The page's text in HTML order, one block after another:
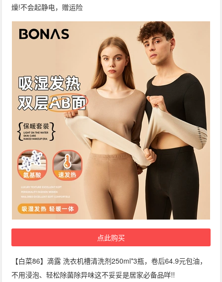
燥!不会起静电，赠运险
点此购买
【白菜86】滴露 洗衣机槽清洗剂250ml*3瓶，卷后64.9元包油，
不用浸泡、轻松除菌除异味这不妥妥是居家必备品咩!!